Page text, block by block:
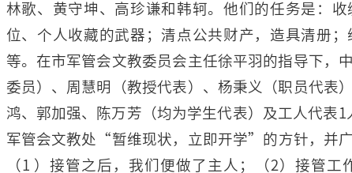
林歌、黄守坤、高珍谦和韩轲。他们的任务是：
位、个人收藏的武器；清点公共财产，造具清册
等。在市军管会文教委员会主任徐平羽的指导下，
委员）、周慧明（教授代表）、杨秉义（职员代表
鸿、郭加强、陈万芳（均为学生代表）及工人代表
军管会文教处“暂维现状，立即开学”的方针，并
（1 ）接管之后，我们便做了主人；（2）接管工